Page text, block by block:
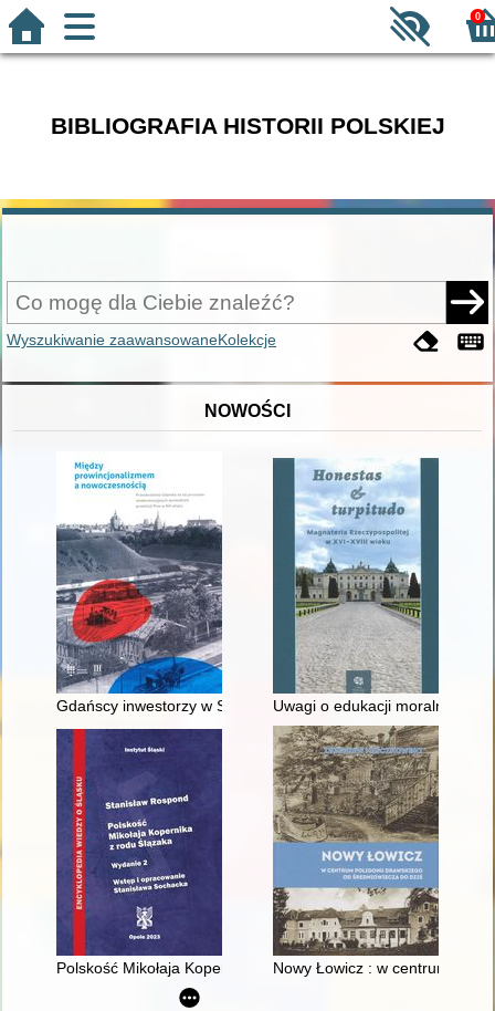
0
BIBLIOGRAFIA HISTORII POLSKIEJ
Wyszukiwanie zaawansowaneKolekcje
NOWOŚCI
Gdańscy inwestorzy w Sopocie : prestiż finansowy i
Uwagi o edukacji moralnej
Polskość Mikołaja Kopernika z rodu ŚlązakaNowy Łowicz : w centrum